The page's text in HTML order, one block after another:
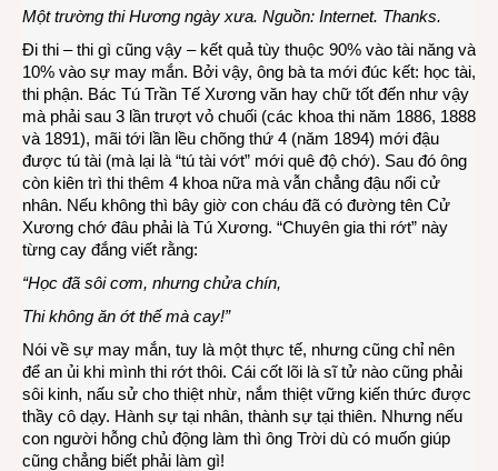
Một trường thi Hương ngày xưa. Nguồn: Internet. Thanks.
Đi thi – thi gì cũng vậy – kết quả tùy thuộc 90% vào tài năng và
10% vào sự may mắn. Bởi vậy, ông bà ta mới đúc kết: học tài,
thi phận. Bác Tú Trần Tế Xương văn hay chữ tốt đến như vậy
mà phải sau 3 lần trượt vỏ chuối (các khoa thi năm 1886, 1888
và 1891), mãi tới lần lều chõng thứ 4 (năm 1894) mới đậu
được tú tài (mà lại là “tú tài vớt” mới quê độ chớ). Sau đó ông
còn kiên trì thi thêm 4 khoa nữa mà vẫn chẳng đậu nổi cử
nhân. Nếu không thì bây giờ con cháu đã có đường tên Cử
Xương chớ đâu phải là Tú Xương. “Chuyên gia thi rớt” này
từng cay đắng viết rằng:
“Học đã sôi cơm, nhưng chửa chín,
Thi không ăn ớt thế mà cay!”
Nói về sự may mắn, tuy là một thực tế, nhưng cũng chỉ nên
để an ủi khi mình thi rớt thôi. Cái cốt lõi là sĩ tử nào cũng phải
sôi kinh, nấu sử cho thiệt nhừ, nắm thiệt vững kiến thức được
thầy cô dạy. Hành sự tại nhân, thành sự tại thiên. Nhưng nếu
con người hỗng chủ động làm thì ông Trời dù có muốn giúp
cũng chẳng biết phải làm gì!